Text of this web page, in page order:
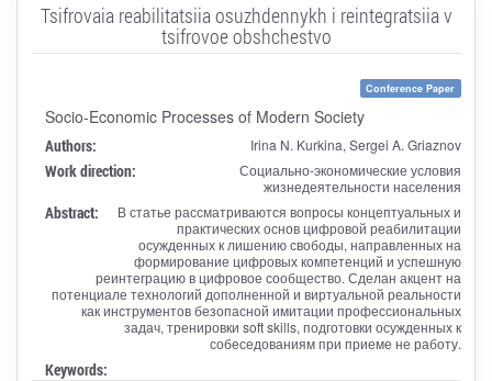
Tsifrovaia reabilitatsiia osuzhdennykh i reintegratsiia v
tsifrovoe obshchestvo
Conference Paper
Socio-Economic Processes of Modern Society
Authors: Irina N. Kurkina, Sergei A. Griaznov
Work direction:
Социально-экономические условия
жизнедеятельности населения
Abstract:
В статье рассматриваются вопросы концептуальных и
практических основ цифровой реабилитации
осужденных к лишению свободы, направленных на
формирование цифровых компетенций и успешную
реинтеграцию в цифровое сообщество. Сделан акцент на
потенциале технологий дополненной и виртуальной реальности
как инструментов безопасной имитации профессиональных
задач, тренировки soft skills, подготовки осужденных к
собеседованиям при приеме не работу.
Keywords: